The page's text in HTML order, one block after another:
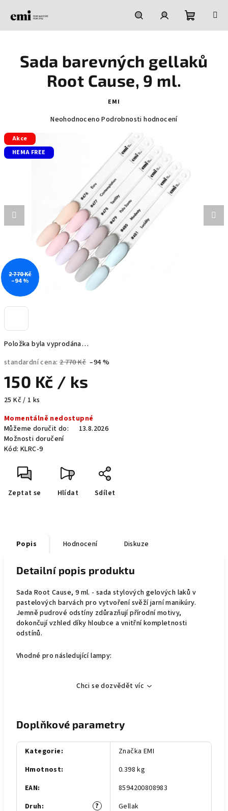
HledatPřihlášeníNákupní
košík
Položka byla vyprodána…
standardní cena: 2 770 Kč –94 %
150 Kč / ks
Měrná
25 Kč / 1 ks
Momentálně nedostupné
Můžeme doručit do:
13.8.2026
Možnosti doručení
Kód: KLRC-9
Zeptat se Hlídat Sdílet
Sada barevných gellaků
Root Cause, 9 ml.
EMI
Průměrné
je
0,0
hvězdiček.
Neohodnoceno Podrobnosti hodnocení
Akce
HEMA FREE
2 770 Kč
–94 %
Popis Hodnocení Diskuze
Detailní popis produktu
Sada Root Cause, 9 ml. - sada stylových gelových laků v
pastelových barvách pro vytvoření svěží jarní manikúry.
Jemně pudrové odstíny zdůrazňují přírodní motivy,
dokončují vzhled díky hloubce a vnitřní kompletnosti
odstínů.
Vhodné pro následující lampy:
Chci se dozvědět víc
Doplňkové parametry
Kategorie:
Značka EMI
Hmotnost:
0.398 kg
EAN:
8594200808983
?
Druh:
Gellak